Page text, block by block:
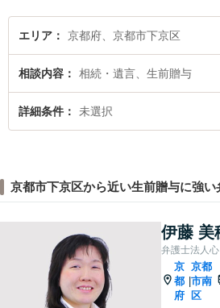
エリア 京都府、京都市下京区
相談内容 相続・遺言、生前贈与
詳細条件 未選択
京都市下京区から近い生前贈与に強い
伊藤 美
弁護士法人
京
都
府
|
京都
市南
区